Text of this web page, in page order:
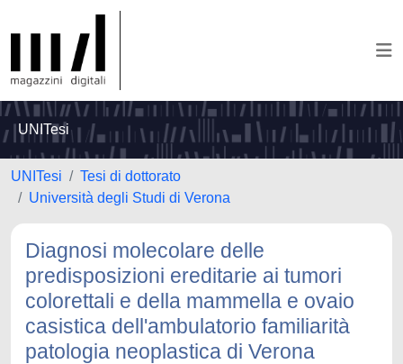
UNITesi
UNITesi
Tesi di dottorato
Università degli Studi di Verona
Diagnosi molecolare delle
predisposizioni ereditarie ai tumori
colorettali e della mammella e ovaio
casistica dell'ambulatorio familiarità
patologia neoplastica di Verona